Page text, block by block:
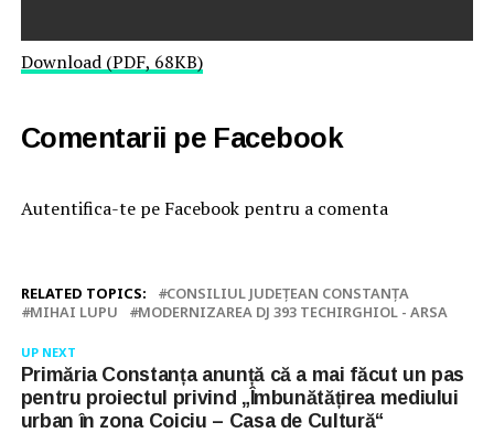
Download (PDF, 68KB)
Comentarii pe Facebook
Autentifica-te pe Facebook pentru a comenta
RELATED TOPICS:
CONSILIUL JUDEŢEAN CONSTANŢA
MIHAI LUPU
MODERNIZAREA DJ 393 TECHIRGHIOL - ARSA
UP NEXT
Primăria Constanța anunță că a mai făcut un pas
pentru proiectul privind „Îmbunătățirea mediului
urban în zona Coiciu – Casa de Cultură“